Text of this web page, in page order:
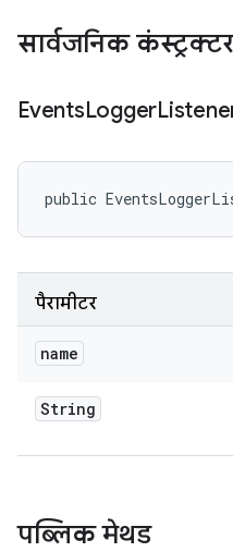
सार्वजनिक कंस्ट्रक्टर
EventsLogger
public
पैरामीटर
name
String
पब्लिक मेथड